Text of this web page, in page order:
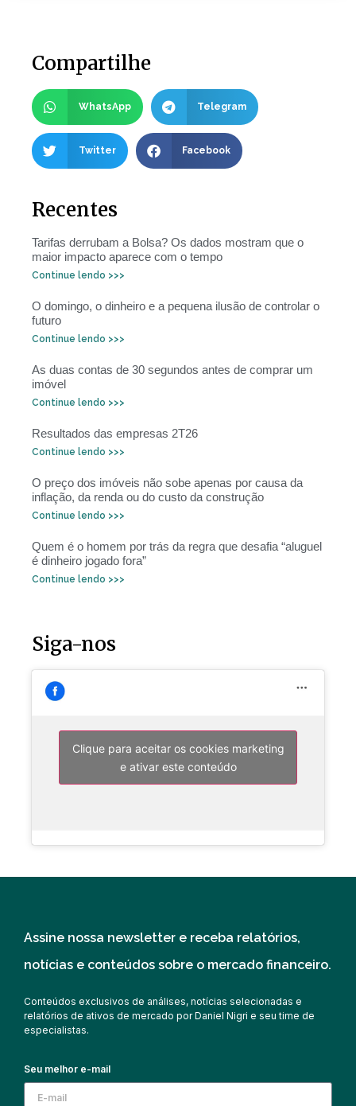
Compartilhe
WhatsApp Telegram
Twitter Facebook
Recentes
Tarifas derrubam a Bolsa? Os dados mostram que o
maior impacto aparece com o tempo
Continue lendo >>>
O domingo, o dinheiro e a pequena ilusão de controlar o
futuro
Continue lendo >>>
As duas contas de 30 segundos antes de comprar um
imóvel
Continue lendo >>>
Resultados das empresas 2T26
Continue lendo >>>
O preço dos imóveis não sobe apenas por causa da
inflação, da renda ou do custo da construção
Continue lendo >>>
Quem é o homem por trás da regra que desafia “aluguel
é dinheiro jogado fora”
Continue lendo >>>
Siga-nos
Clique para aceitar os cookies marketing
e ativar este conteúdo
Assine nossa newsletter e receba relatórios,
notícias e conteúdos sobre o mercado financeiro.
Conteúdos exclusivos de análises, notícias selecionadas e
relatórios de ativos de mercado por Daniel Nigri e seu time de
especialistas.
Seu melhor e-mail